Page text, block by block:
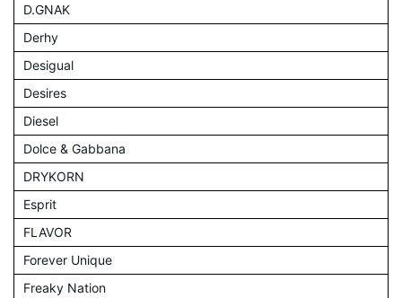
D.GNAK
Derhy
Desigual
Desires
Diesel
Dolce & Gabbana
DRYKORN
Esprit
FLAVOR
Forever Unique
Freaky Nation